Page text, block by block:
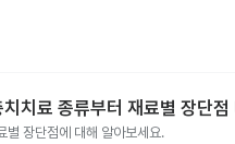
치료 종류부터 재료별 장단점
별 장단점에 대해 알아보세요.